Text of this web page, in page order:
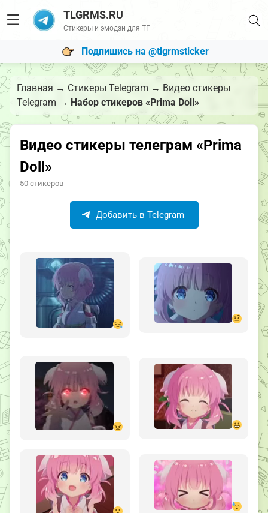
☰ TLGRMS.RU
Стикеры и эмодзи для ТГ
Подпишись на @tlgrmsticker
Главная → Стикеры Telegram → Видео стикеры
Telegram → Набор стикеров «Prima Doll»
Видео стикеры телеграм «Prima
Doll»
50 стикеров
Добавить в Telegram